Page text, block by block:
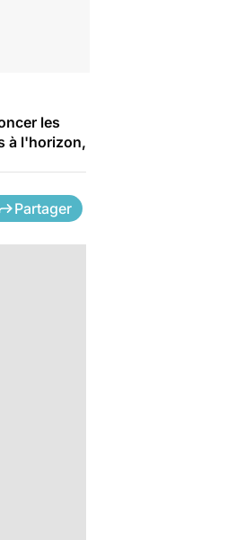
les
à l'horizon,
Partager